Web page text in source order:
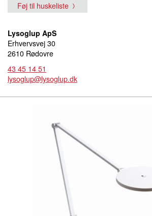
Føj til huskeliste
Lysoglup ApS
Erhvervsvej 30
2610 Rødovre
43 45 14 51
lysoglup@lysoglup.dk